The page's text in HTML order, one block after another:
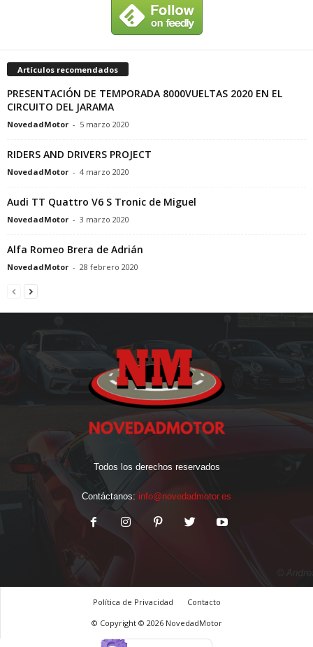
Artículos recomendados
PRESENTACIÓN DE TEMPORADA 8000VUELTAS 2020 EN EL
CIRCUITO DEL JARAMA
NovedadMotor - 5 marzo 2020
RIDERS AND DRIVERS PROJECT
NovedadMotor - 4 marzo 2020
Audi TT Quattro V6 S Tronic de Miguel
NovedadMotor - 3 marzo 2020
Alfa Romeo Brera de Adrián
NovedadMotor - 28 febrero 2020
Todos los derechos reservados
Contáctanos: info@novedadmotor.es
Política de Privacidad
Contacto
© Copyright © 2026 NovedadMotor